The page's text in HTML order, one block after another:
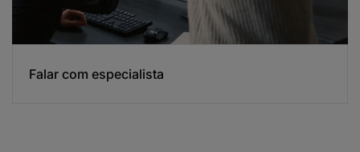
Falar com especialista